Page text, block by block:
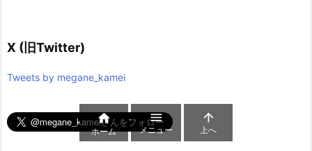
X (旧Twitter)
Tweets by megane_kamei

ホーム

メニュー

上へ